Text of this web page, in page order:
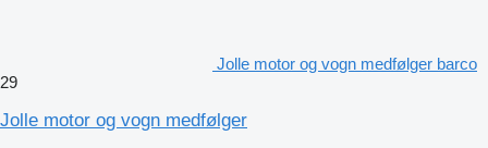
Jolle motor og vogn medfølger barco
29
Jolle motor og vogn medfølger